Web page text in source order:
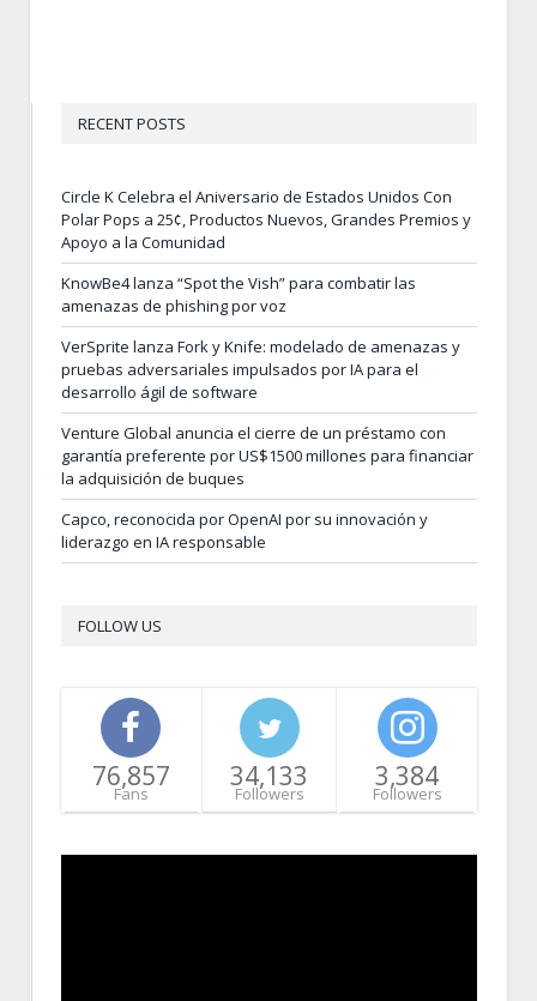
RECENT POSTS
Circle K Celebra el Aniversario de Estados Unidos Con
Polar Pops a 25¢, Productos Nuevos, Grandes Premios y
Apoyo a la Comunidad
KnowBe4 lanza “Spot the Vish” para combatir las
amenazas de phishing por voz
VerSprite lanza Fork y Knife: modelado de amenazas y
pruebas adversariales impulsados por IA para el
desarrollo ágil de software
Venture Global anuncia el cierre de un préstamo con
garantía preferente por US$1500 millones para financiar
la adquisición de buques
Capco, reconocida por OpenAI por su innovación y
liderazgo en IA responsable
FOLLOW US
76,857
Fans
34,133
Followers
3,384
Followers